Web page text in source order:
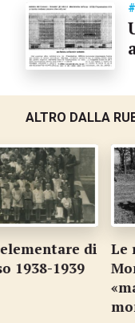
#
ALTRO DALLA
di
1938-1939
Le